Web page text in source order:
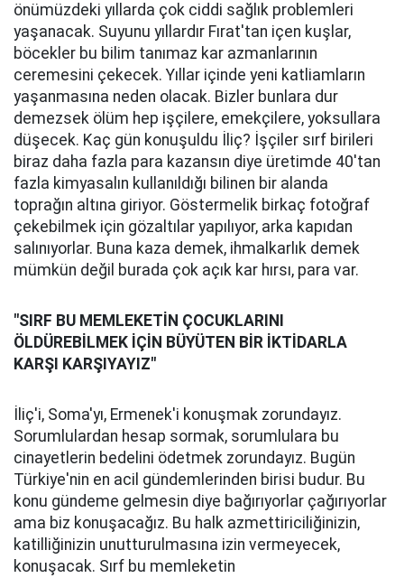
önümüzdeki yıllarda çok ciddi sağlık problemleri
yaşanacak. Suyunu yıllardır Fırat'tan içen kuşlar,
böcekler bu bilim tanımaz kar azmanlarının
ceremesini çekecek. Yıllar içinde yeni katliamların
yaşanmasına neden olacak. Bizler bunlara dur
demezsek ölüm hep işçilere, emekçilere, yoksullara
düşecek. Kaç gün konuşuldu İliç? İşçiler sırf birileri
biraz daha fazla para kazansın diye üretimde 40'tan
fazla kimyasalın kullanıldığı bilinen bir alanda
toprağın altına giriyor. Göstermelik birkaç fotoğraf
çekebilmek için gözaltılar yapılıyor, arka kapıdan
salınıyorlar. Buna kaza demek, ihmalkarlık demek
mümkün değil burada çok açık kar hırsı, para var.
"SIRF BU MEMLEKETİN ÇOCUKLARINI
ÖLDÜREBİLMEK İÇİN BÜYÜTEN BİR İKTİDARLA
KARŞI KARŞIYAYIZ"
İliç'i, Soma'yı, Ermenek'i konuşmak zorundayız.
Sorumlulardan hesap sormak, sorumlulara bu
cinayetlerin bedelini ödetmek zorundayız. Bugün
Türkiye'nin en acil gündemlerinden birisi budur. Bu
konu gündeme gelmesin diye bağırıyorlar çağırıyorlar
ama biz konuşacağız. Bu halk azmettiriciliğinizin,
katilliğinizin unutturulmasına izin vermeyecek,
konuşacak. Sırf bu memleketin